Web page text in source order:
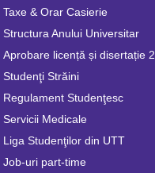
Taxe & Orar Casierie
Structura Anului Universitar
Aprobare licență și disertație
Studenţi Străini
Regulament Studenţesc
Servicii Medicale
Liga Studenţilor din UTT
Job-uri part-time